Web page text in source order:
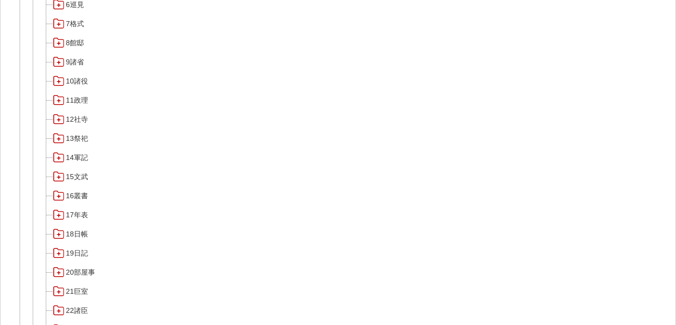
6巡見
7格式
8館邸
9諸省
10諸役
11政理
12社寺
13祭祀
14軍記
15文武
16叢書
17年表
18日帳
19日記
20部屋事
21巨室
22諸臣